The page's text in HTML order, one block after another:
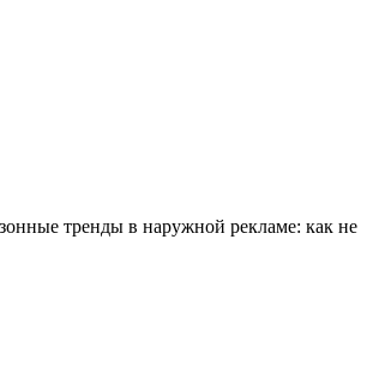
тренды в наружной рекламе: как не